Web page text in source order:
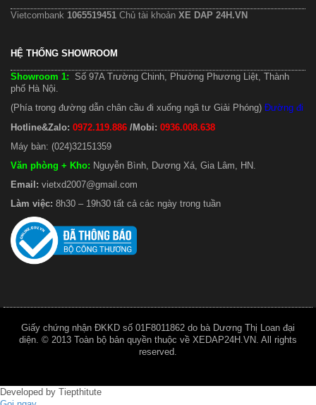
Vietcombank 1065519451 Chủ tài khoản XE DAP 24H.VN
HỆ THỐNG SHOWROOM
Showroom 1: Số 97A Trường Chinh, Phường Phương Liệt, Thành
phố Hà Nội.
(Phía trong đường dẫn chân cầu đi xuống ngã tư Giải Phóng) Đường đi
Hotline&Zalo: 0972.119.886 /Mobi: 0936.008.638
Máy bàn: (024)32151359
Văn phòng + Kho: Nguyễn Bình, Dương Xá, Gia Lâm, HN.
Email: vietxd2007@gmail.com
Làm việc: 8h30 – 19h30 tất cả các ngày trong tuần
Giấy chứng nhận ĐKKD số 01F8011862 do bà Dương Thị Loan đại
diện. © 2013 Toàn bộ bản quyền thuộc về XEDAP24H.VN. All rights
reserved.
Developed by Tiepthitute